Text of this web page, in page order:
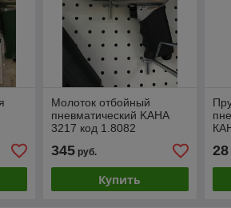
Молоток отбойный
пневматический KAHA
3217 код 1.8082
345руб.
Купить
28